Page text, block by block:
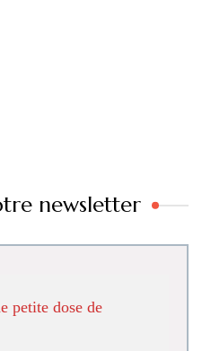
newsletter
petite dose de